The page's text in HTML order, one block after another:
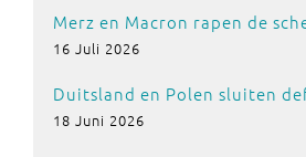
Merz en Macron rapen de
16 Juli 2026
Duitsland en Polen sluiten
18 Juni 2026